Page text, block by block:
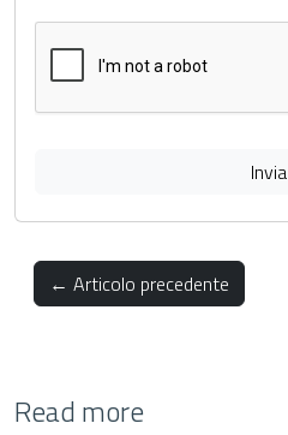
Invia
← Articolo precedente
Read more